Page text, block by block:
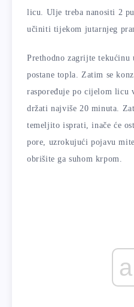
licu. Ulje treba nanositi 2
učiniti tijekom jutarnjeg
Prethodno zagrijte
postane topla. Zatim se
raspoređuje po cijelom licu
držati najviše 20 minuta.
temeljito isprati, inače će
pore, uzrokujući pojavu
obrišite ga suhom krpom.